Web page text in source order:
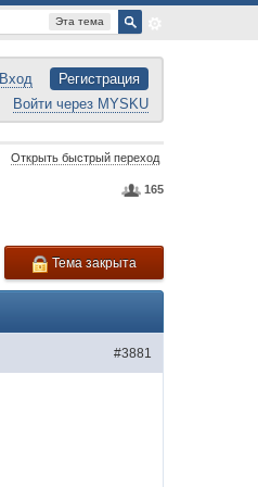
Эта тема
Вход
Регистрация
Войти через MYSKU
Открыть быстрый переход
165
Тема закрыта
#3881